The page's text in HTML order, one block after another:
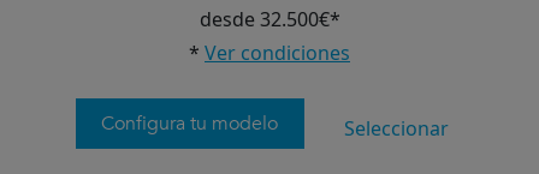
desde 32.500€*
* Ver condiciones
Configura tu modelo Seleccionar